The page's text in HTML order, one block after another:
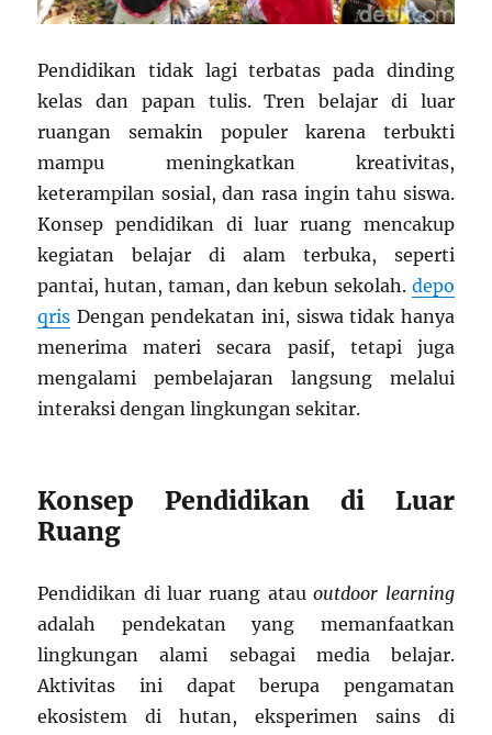
Pendidikan tidak lagi terbatas pada dinding
kelas dan papan tulis. Tren belajar di luar
ruangan semakin populer karena terbukti
mampu meningkatkan kreativitas,
keterampilan sosial, dan rasa ingin tahu siswa.
Konsep pendidikan di luar ruang mencakup
kegiatan belajar di alam terbuka, seperti
pantai, hutan, taman, dan kebun sekolah. depo
qris Dengan pendekatan ini, siswa tidak hanya
menerima materi secara pasif, tetapi juga
mengalami pembelajaran langsung melalui
interaksi dengan lingkungan sekitar.
Konsep Pendidikan di Luar
Ruang
Pendidikan di luar ruang atauoutdoor learning
adalah pendekatan yang memanfaatkan
lingkungan alami sebagai media belajar.
Aktivitas ini dapat berupa pengamatan
ekosistem di hutan, eksperimen sains di